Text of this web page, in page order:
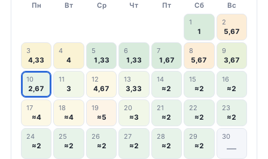
Пн Вт Ср Чт Пт Сб
Вс
1
1
2
5,67
3
4,33
4
4
5
1,33
6
1,33
7
1,67
8
5,67
9
3,67
10
2,67
11
3
12
4,67
13
3,33
14
≈2
15
≈2
16
≈2
17
≈4
18
≈4
19
≈5
20
≈3
21
≈2
22
≈2
23
≈2
24
≈2
25
≈2
26
≈2
27
≈2
28
≈2
29
≈2
30
—